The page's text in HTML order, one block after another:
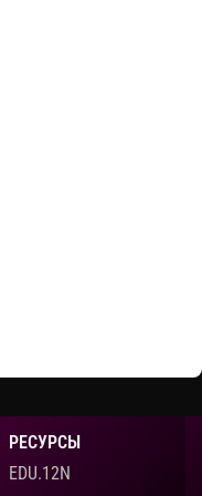
edit?
РЕСУРСЫ
EDU.12N